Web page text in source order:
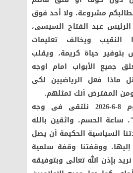
مشروعة، ولا أحد فوق
عبد الفتاح السيسى،
ويخالف تعليمات
بتوفير حياة كريمة، ويقلب
جميع الأبواب امام اوجه
ماذا فعل الرياضيين لكى
المفترض أنك تمثلهم.
وقال موعدنا يوم 8-6-2026 نلتقى فى وجه
ساعة الحسم، واثقين بالله
السياسية الحكيمة أن يصل
ووقفتنا وقفة سلمية
بإذن الله تعالى وبتوفيقه